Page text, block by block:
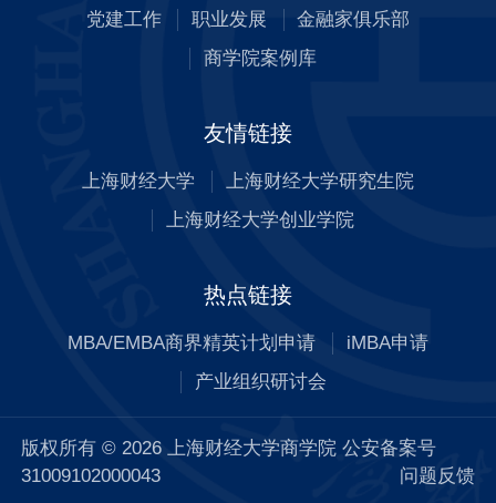
党建工作 职业发展
金融家俱乐部
商学院案例库
友情链接
上海财经大学
上海财经大学研究生院
上海财经大学创业学院
热点链接
MBA/EMBA商界精英计划申请
iMBA申请
产业组织研讨会
版权所有 © 2026 上海财经大学商学院 公安备案号
31009102000043
问题反馈